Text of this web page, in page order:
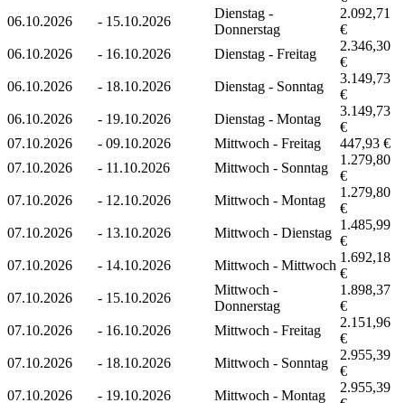
06.10.2026
- 15.10.2026
Dienstag -
Donnerstag
2.092,71
€
06.10.2026
- 16.10.2026 Dienstag - Freitag
2.346,30
€
06.10.2026
- 18.10.2026 Dienstag - Sonntag
3.149,73
€
06.10.2026
- 19.10.2026 Dienstag - Montag
3.149,73
€
07.10.2026
- 09.10.2026 Mittwoch - Freitag
447,93 €
07.10.2026
- 11.10.2026 Mittwoch - Sonntag
1.279,80
€
07.10.2026
- 12.10.2026 Mittwoch - Montag
1.279,80
€
07.10.2026
- 13.10.2026 Mittwoch - Dienstag
1.485,99
€
07.10.2026
- 14.10.2026 Mittwoch - Mittwoch
1.692,18
€
07.10.2026
- 15.10.2026
Mittwoch -
Donnerstag
1.898,37
€
07.10.2026
- 16.10.2026 Mittwoch - Freitag
2.151,96
€
07.10.2026
- 18.10.2026 Mittwoch - Sonntag
2.955,39
€
07.10.2026
- 19.10.2026 Mittwoch - Montag
2.955,39